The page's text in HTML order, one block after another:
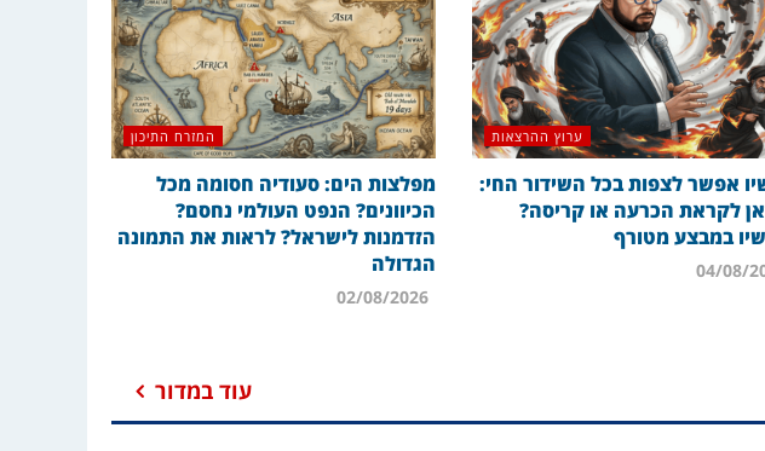
ערוץ ההרצאות
אפשר לצפות בכל השידור החי:
לקראת הכרעה או קריסה?
במבצע מטורף
המזרח התיכון
מפלצות הים: סעודיה חסומה מכל
הכיוונים? הנפט העולמי נחסם?
הזדמנות לישראל? לראות את התמונה
הגדולה
02/08/2026
עוד במדור